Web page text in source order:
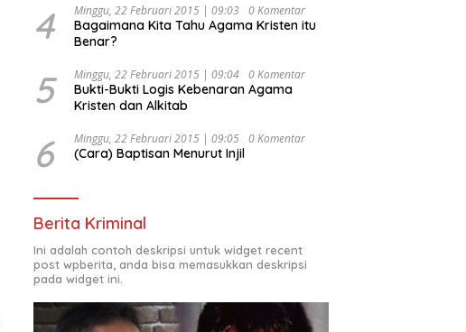
4 Minggu, 22 Februari 2015 | 09:03 0 Komentar
Bagaimana Kita Tahu Agama Kristen itu
Benar?
5 Minggu, 22 Februari 2015 | 09:04 0 Komentar
Bukti-Bukti Logis Kebenaran Agama
Kristen dan Alkitab
6 Minggu, 22 Februari 2015 | 09:05 0 Komentar
(Cara) Baptisan Menurut Injil
Berita Kriminal
Ini adalah contoh deskripsi untuk widget recent
post wpberita, anda bisa memasukkan deskripsi
pada widget ini.